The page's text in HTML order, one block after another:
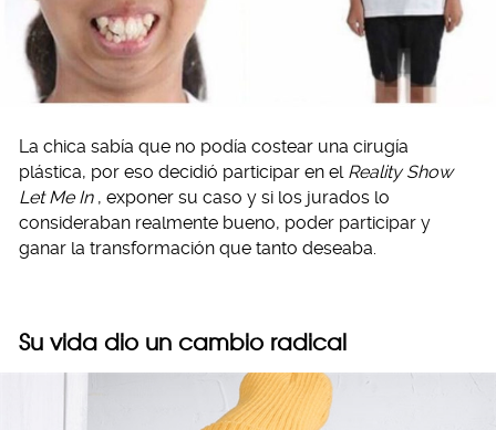
La chica sabía que no podía costear una cirugía
plástica, por eso decidió participar en el Reality Show
Let Me In , exponer su caso y si los jurados lo
consideraban realmente bueno, poder participar y
ganar la transformación que tanto deseaba.
Su vida dio un cambio radical